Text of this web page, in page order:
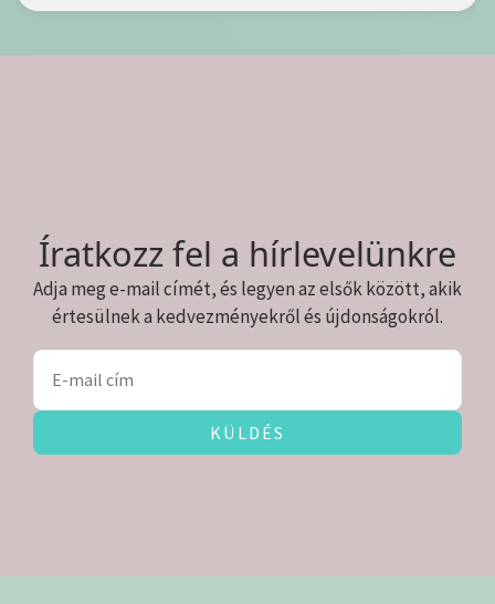
Íratkozz fel a hírlevelünkre
Adja meg e-mail címét, és legyen az elsők között, akik
értesülnek a kedvezményekről és újdonságokról.
KÜLDÉS